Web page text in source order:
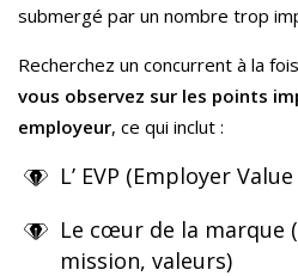
submergé par un nombre trop
Recherchez un concurrent à la
vous observez sur les points
employeur, ce qui inclut :
L’ EVP (Employer
Le cœur de la marque
mission, valeurs)